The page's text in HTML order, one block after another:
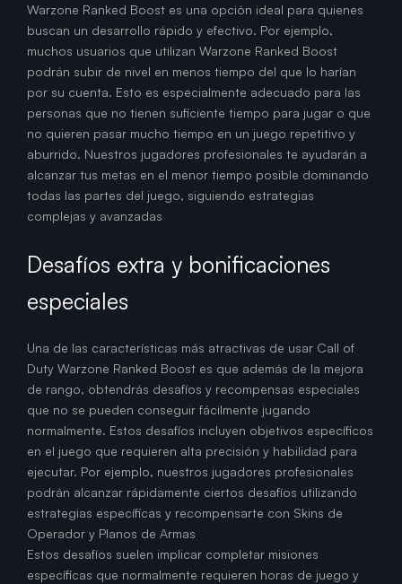
Warzone Ranked Boost es una opción ideal para quienes
buscan un desarrollo rápido y efectivo. Por ejemplo,
muchos usuarios que utilizan Warzone Ranked Boost
podrán subir de nivel en menos tiempo del que lo harían
por su cuenta. Esto es especialmente adecuado para las
personas que no tienen suficiente tiempo para jugar o que
no quieren pasar mucho tiempo en un juego repetitivo y
aburrido. Nuestros jugadores profesionales te ayudarán a
alcanzar tus metas en el menor tiempo posible dominando
todas las partes del juego, siguiendo estrategias
complejas y avanzadas
Desafíos extra y bonificaciones
especiales
Una de las características más atractivas de usar Call of
Duty Warzone Ranked Boost es que además de la mejora
de rango, obtendrás desafíos y recompensas especiales
que no se pueden conseguir fácilmente jugando
normalmente. Estos desafíos incluyen objetivos específicos
en el juego que requieren alta precisión y habilidad para
ejecutar. Por ejemplo, nuestros jugadores profesionales
podrán alcanzar rápidamente ciertos desafíos utilizando
estrategias específicas y recompensarte con Skins de
Operador y Planos de Armas
Estos desafíos suelen implicar completar misiones
específicas que normalmente requieren horas de juego y